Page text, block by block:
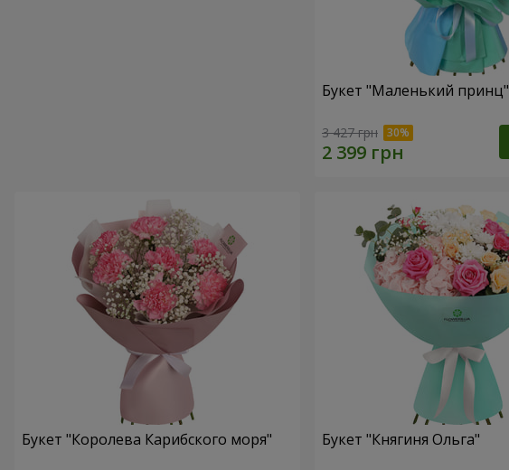
Букет "Маленький принц"
3 427 грн
Букет "Королева Карибского моря" Букет "Княгиня Ольга"